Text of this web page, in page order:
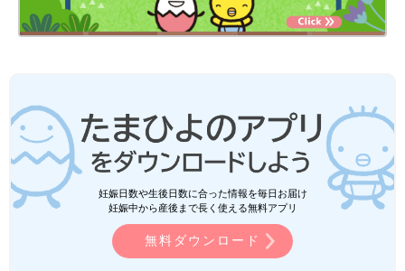
Amazonで見る
いつから？進め方は？初期から完了期まで 食材・レシピも動画
で分かる きほんの離乳食
妊娠日数や生後日数に合った情報を毎日お届け
妊娠中から産後まで長く使える無料アプリ
無料ダウンロード